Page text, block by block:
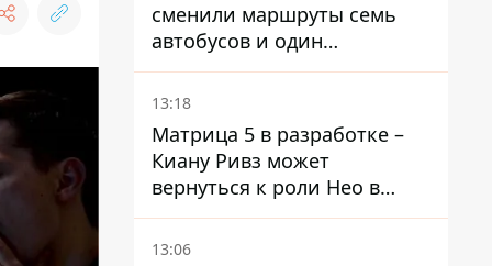
сменили маршруты семь
автобусов и один
троллейбус
13:18
Матрица 5 в разработке –
Киану Ривз может
вернуться к роли Нео в
пятой части
13:06